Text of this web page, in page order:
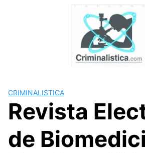
CRIMINALISTICA
Revista
de